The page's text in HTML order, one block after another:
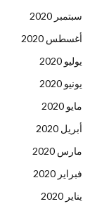
سبتمبر 2020
أغسطس 2020
يوليو 2020
يونيو 2020
مايو 2020
أبريل 2020
مارس 2020
فبراير 2020
يناير 2020